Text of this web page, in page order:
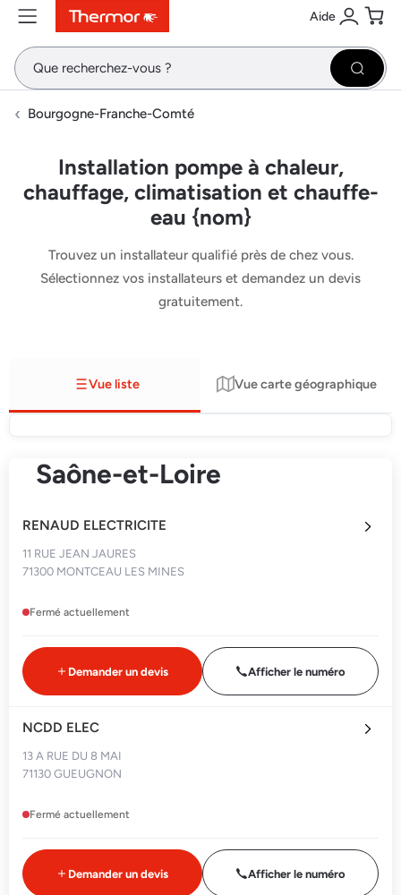
ContenuMenuRecherche Aide
Se
Bourgogne-Franche-Comté
Installation pompe à chaleur,
chauffage, climatisation et chauffe-
eau {nom}
Trouvez un installateur qualifié près de chez vous.
Sélectionnez vos installateurs et demandez un devis
gratuitement.
Vue liste Vue carte géographique
Saône-et-Loire
RENAUD ELECTRICITE
11 RUE JEAN JAURES
71300 MONTCEAU LES MINES
Fermé actuellement
Demander un devis Afficher le numéro
NCDD ELEC
13 A RUE DU 8 MAI
71130 GUEUGNON
Fermé actuellement
Demander un devis Afficher le numéro